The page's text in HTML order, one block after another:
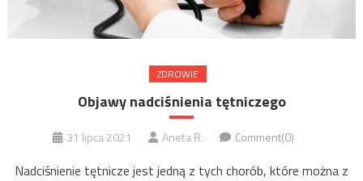
ZDROWIE
Objawy nadciśnienia tętniczego
31 lipca 2021 Aneta R. Comment(0)
Nadciśnienie tętnicze jest jedną z tych chorób, które można z